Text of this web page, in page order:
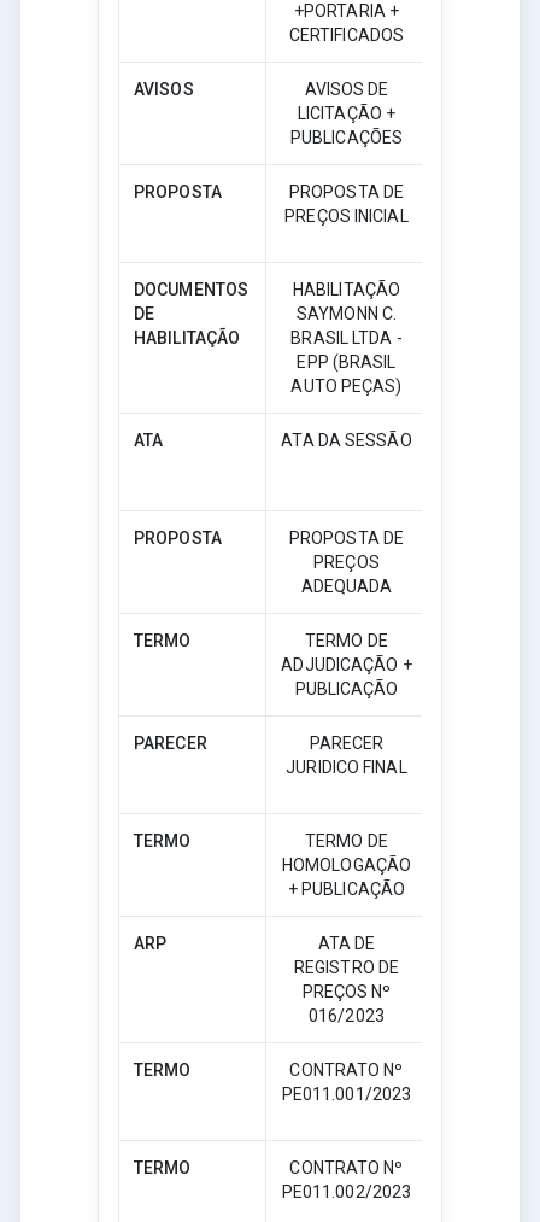
+PORTARIA +
CERTIFICADOS
AVISOS
AVISOS DE
LICITAÇÃO +
PUBLICAÇÕES
PROPOSTA
PROPOSTA DE
PREÇOS INICIAL
DOCUMENTOS
DE
HABILITAÇÃO
HABILITAÇÃO
SAYMONN C.
BRASIL LTDA -
EPP (BRASIL
AUTO PEÇAS)
ATA ATA DA SESSÃO
PROPOSTA
PROPOSTA DE
PREÇOS
ADEQUADA
TERMO
TERMO DE
ADJUDICAÇÃO +
PUBLICAÇÃO
PARECER
PARECER
JURIDICO FINAL
TERMO
TERMO DE
HOMOLOGAÇÃO
+ PUBLICAÇÃO
ARP
ATA DE
REGISTRO DE
PREÇOS Nº
016/2023
TERMO
CONTRATO Nº
PE011.001/2023
TERMO
CONTRATO Nº
PE011.002/2023